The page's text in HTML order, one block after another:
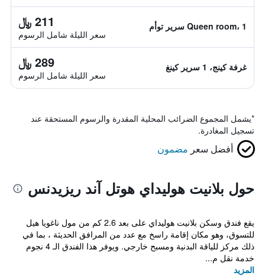
Queen room، 1 سرير توأم 211 ﷼
سعر الليلة شامل الرسوم
غرفة كينج، 1 سرير كينغ 289 ﷼
سعر الليلة شامل الرسوم
*يشمل المجموع الضرائب المحلية المقدرة والرسوم المستحقة عند
تسجيل المغادرة.
أفضل سعر مضمون
حول بلانيت هوليداي هوتل آند ريزيدنس
يقع فندق وسكن بلانيت هوليداي على بعد 2.6 كم من مول ناغويا هيل
للتسوق، وهو مكان إقامة راسخ مع عدد من المرافق الحديثة ، بما في
ذلك مركز للياقة البدنية ومسبح خارجي. ويوفر هذا الفندق الـ 4 نجوم
خدمة نقل م...
المزيد